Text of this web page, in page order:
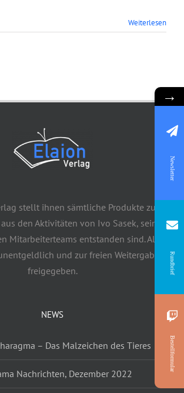
Weiterlesen
stellt ihnen sämtliche Produkte zur
den Aktivitäten von Ivo Sasek, seiner
Mitarbeiterteams entstanden sind. Alle
und zur freien Weitergabe
freigegeben.
NEWS
– Das Malzeichen des Tieres
Nachrichten, Dezember 2022
→
Newsletter
Rundbrief
Bestellformular